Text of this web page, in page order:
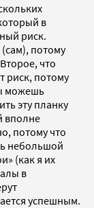
в
риск.
потому
что
риск, потому
можешь
эту планку
вполне
потому что
небольшой
(как я их
в
успешным.